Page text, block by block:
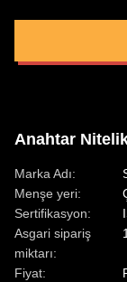
Anahtar
Marka Adı:
Menşe yeri:
Sertifikasyon:
Asgari sipariş
miktarı:
Fiyat: